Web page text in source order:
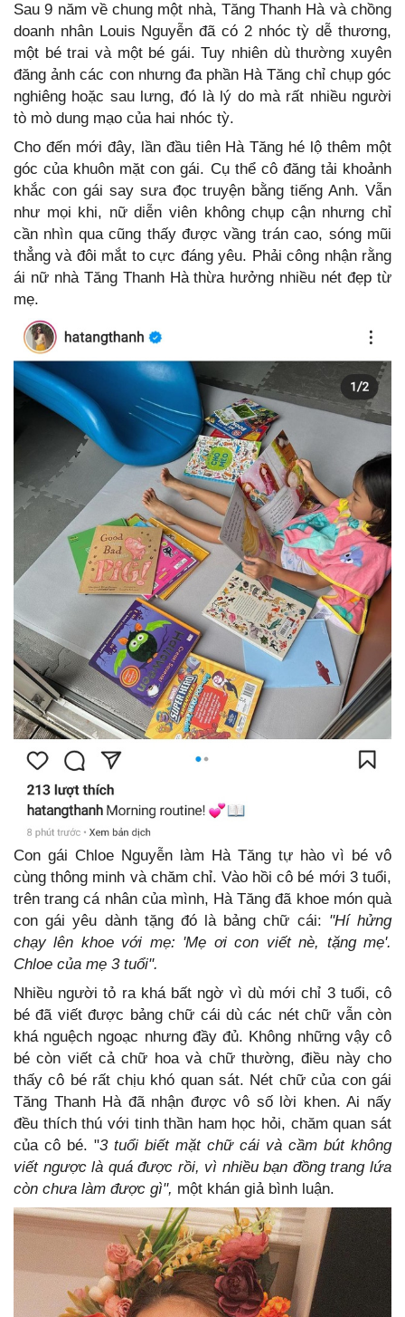
Sau 9 năm về chung một nhà, Tăng Thanh Hà và chồng
doanh nhân Louis Nguyễn đã có 2 nhóc tỳ dễ thương,
một bé trai và một bé gái. Tuy nhiên dù thường xuyên
đăng ảnh các con nhưng đa phần Hà Tăng chỉ chụp góc
nghiêng hoặc sau lưng, đó là lý do mà rất nhiều người
tò mò dung mạo của hai nhóc tỳ.
Cho đến mới đây, lần đầu tiên Hà Tăng hé lộ thêm một
góc của khuôn mặt con gái. Cụ thể cô đăng tải khoảnh
khắc con gái say sưa đọc truyện bằng tiếng Anh. Vẫn
như mọi khi, nữ diễn viên không chụp cận nhưng chỉ
cần nhìn qua cũng thấy được vầng trán cao, sóng mũi
thẳng và đôi mắt to cực đáng yêu. Phải công nhận rằng
ái nữ nhà Tăng Thanh Hà thừa hưởng nhiều nét đẹp từ
mẹ.
Con gái Chloe Nguyễn làm Hà Tăng tự hào vì bé vô
cùng thông minh và chăm chỉ. Vào hồi cô bé mới 3 tuổi,
trên trang cá nhân của mình, Hà Tăng đã khoe món quà
con gái yêu dành tặng đó là bảng chữ cái: "Hí hửng
chạy lên khoe với mẹ: 'Mẹ ơi con viết nè, tặng mẹ'.
Chloe của mẹ 3 tuổi".
Nhiều người tỏ ra khá bất ngờ vì dù mới chỉ 3 tuổi, cô
bé đã viết được bảng chữ cái dù các nét chữ vẫn còn
khá nguệch ngoạc nhưng đầy đủ. Không những vậy cô
bé còn viết cả chữ hoa và chữ thường, điều này cho
thấy cô bé rất chịu khó quan sát. Nét chữ của con gái
Tăng Thanh Hà đã nhận được vô số lời khen. Ai nấy
đều thích thú với tinh thần ham học hỏi, chăm quan sát
của cô bé. "3 tuổi biết mặt chữ cái và cầm bút không
viết ngược là quá được rồi, vì nhiều bạn đồng trang lứa
còn chưa làm được gì", một khán giả bình luận.